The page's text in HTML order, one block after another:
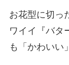
お花型に切っ
ワイイ『バタ
も「かわいい